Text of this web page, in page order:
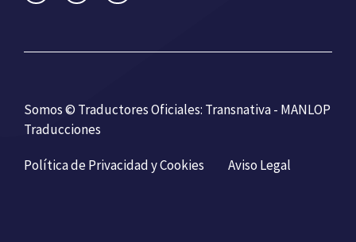
Somos © Traductores Oficiales: Transnativa - MANLOP
Traducciones
Política de Privacidad y Cookies Aviso Legal